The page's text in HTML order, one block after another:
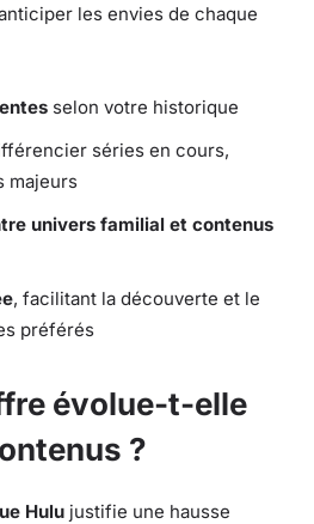
les envies de chaque
selon votre historique
séries en cours,
majeurs
univers familial et contenus
, facilitant la découverte et le
préférés
évolue-t-elle
?
Hulu justifie une hausse